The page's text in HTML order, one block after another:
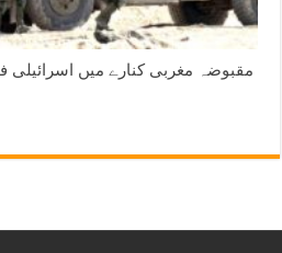
مقبوضہ مغربی کنارے میں اسرائیلی